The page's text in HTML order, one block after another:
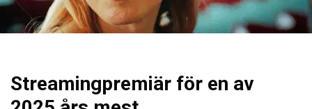
Streamingpremiär för en av